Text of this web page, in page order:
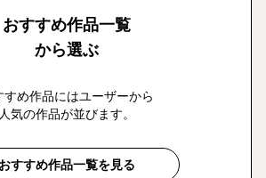
おすすめ作品一覧
から選ぶ
すめ作品にはユーザーから
人気の作品が並びます。
おすすめ作品一覧を見る